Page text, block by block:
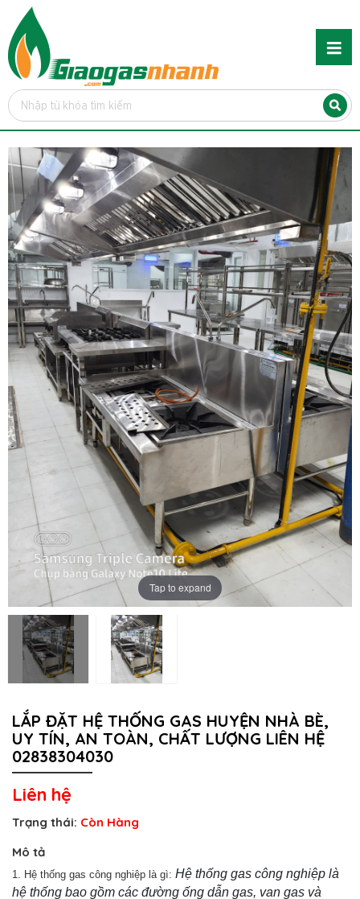
Tap to expand
LẮP ĐẶT HỆ THỐNG GAS HUYỆN NHÀ BÈ,
UY TÍN, AN TOÀN, CHẤT LƯỢNG LIÊN HỆ
02838304030
Liên hệ
Trạng thái: Còn Hàng
Mô tả
1. Hệ thống gas công nghiệp là gì: Hệ thống gas công nghiệp là
hệ thống bao gồm các đường ống dẫn gas, van gas và